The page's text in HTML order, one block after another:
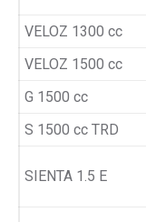
VELOZ 1300 cc
VELOZ 1500 cc
G 1500 cc
S 1500 cc TRD
SIENTA 1.5 E